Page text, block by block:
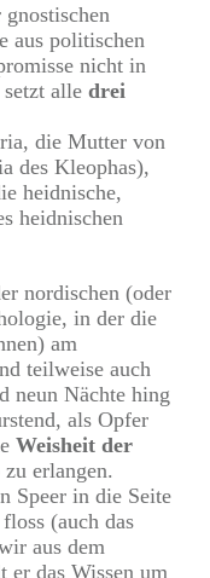
gnostischen
aus politischen
nicht in
alle drei
die Mutter von
des Kleophas),
heidnische,
heidnischen
nordischen (oder
in der die
am
teilweise auch
neun Nächte hing
als Opfer
Weisheit der
erlangen.
Speer in die Seite
(auch das
aus dem
er das Wissen um